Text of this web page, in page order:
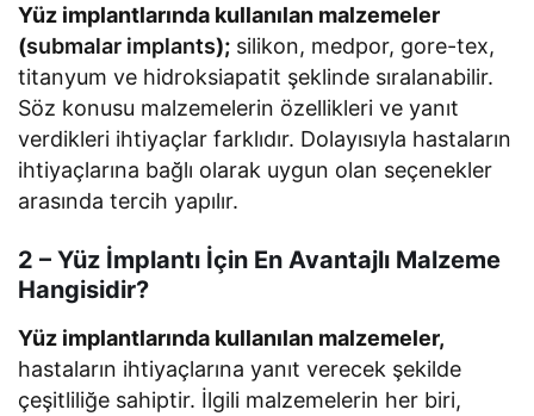
Yüz implantlarında kullanılan malzemeler
(submalar implants); silikon, medpor, gore-tex,
titanyum ve hidroksiapatit şeklinde sıralanabilir.
Söz konusu malzemelerin özellikleri ve yanıt
verdikleri ihtiyaçlar farklıdır. Dolayısıyla hastaların
ihtiyaçlarına bağlı olarak uygun olan seçenekler
arasında tercih yapılır.
2 – Yüz İmplantı İçin En Avantajlı Malzeme
Hangisidir?
Yüz implantlarında kullanılan malzemeler,
hastaların ihtiyaçlarına yanıt verecek şekilde
çeşitliliğe sahiptir. İlgili malzemelerin her biri,